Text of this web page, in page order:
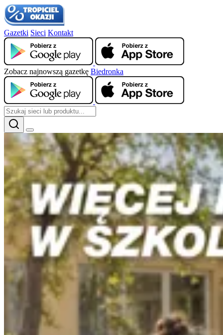
Gazetki Sieci Kontakt
Zobacz najnowszą gazetkę Biedronka